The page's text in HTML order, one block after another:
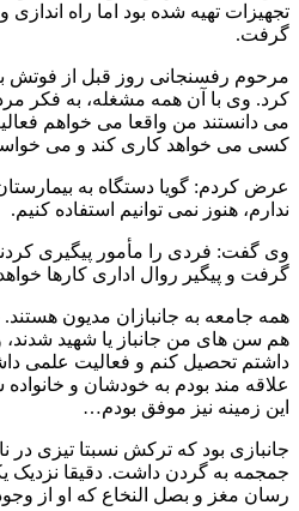
تجهیزات تهیه شده بود اما راه‌
گرفت.
مرحوم رفسنجانی روز قبل از فوتش
کرد. وی با آن همه مشغله، به فکر
می‌ دانستند من واقعا می‌ خواهم
کسی می‌ خواهد کاری کند و می‌
عرض کردم: گویا دستگاه به
ندارم، هنوز نمی‌ توانیم استفاده کنیم.
وی گفت: فردی را مأمور پیگیری
گرفت و پیگیر روال اداری کارها
همه جامعه به جانبازان مدیون
هم‌ سن‌ های من جانباز یا شهید شدند،
داشتم تحصیل کنم و فعالیت علمی
علاقه‌ مند بودم به خودشان و
این زمینه نیز موفق بودم…
جانبازی بود که ترکش نسبتا تیزی در
جمجمه به گردن داشت. دقیقا
رسان مغز و بصل‌ النخاع که او از